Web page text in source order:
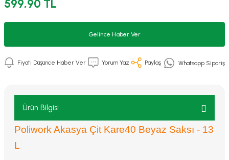
599,90 TL
Gelince Haber Ver
Fiyatı Düşünce Haber Ver Yorum Yaz Paylaş Whatsapp Sipariş
Ürün Bilgisi
Poliwork Akasya Çit Kare40 Beyaz Saksı - 13
L